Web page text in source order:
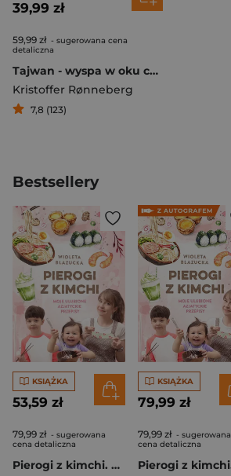
39,99 zł
59,99 zł - sugerowana cena
detaliczna
Tajwan - wyspa w oku cyklonu. Walka o przyszłość demokracji na świecie
Kristoffer Rønneberg
7,8 (123)
Bestsellery
KSIĄŻKA
53,59 zł
79,99 zł - sugerowana
cena detaliczna
Pierogi z kimchi. Moje ulubione azjatyckie przepisy
KSIĄŻKA
79,99 zł
79,99 zł - sugerowana
cena detaliczna